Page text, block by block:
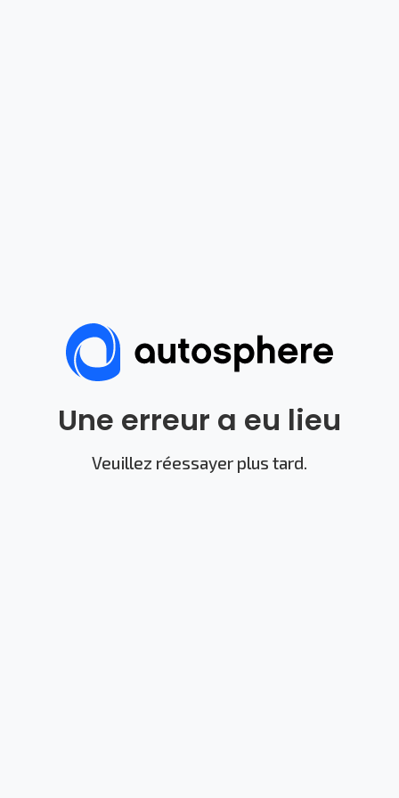
Une erreur a eu lieu
Veuillez réessayer plus tard.